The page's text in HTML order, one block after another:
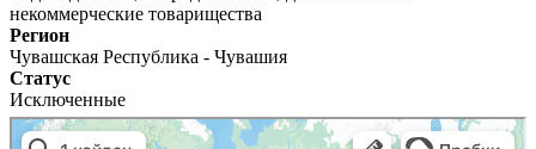
некоммерческие товарищества
Регион
Чувашская Республика - Чувашия
Статус
Исключенные